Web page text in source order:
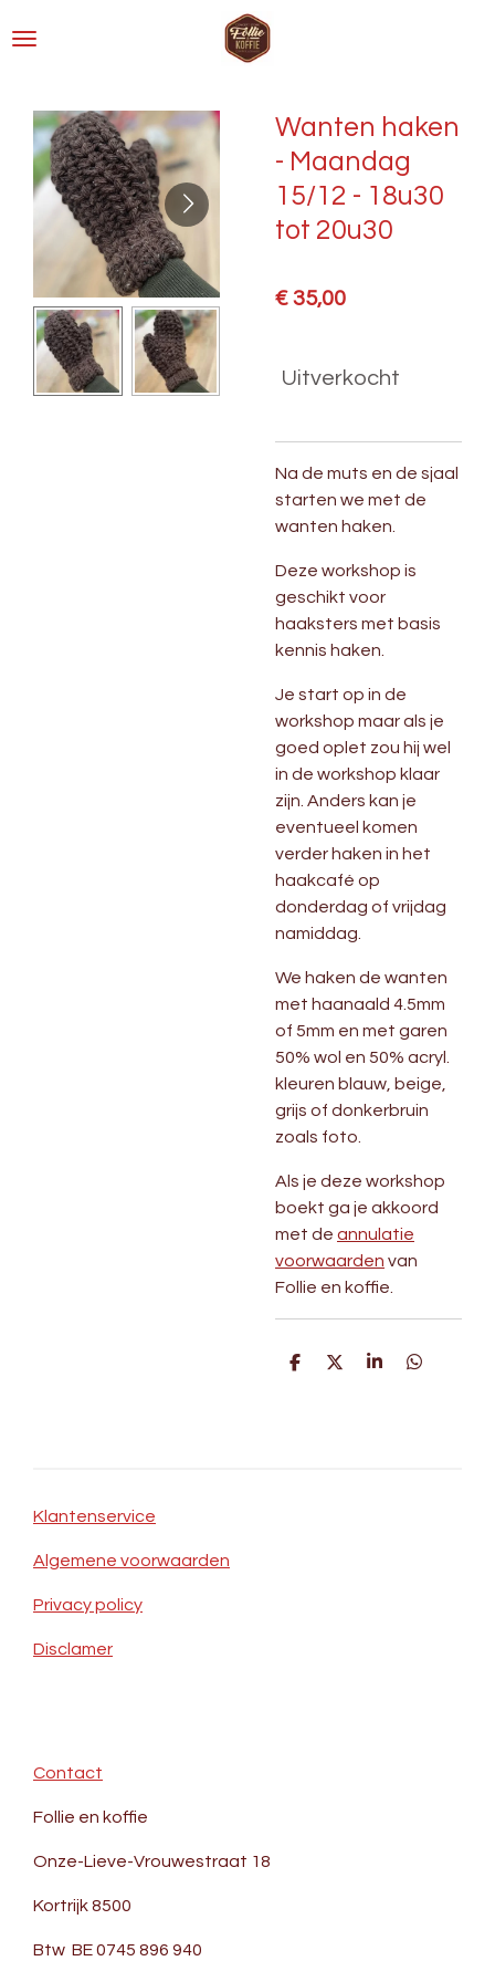
direct
hoofdinhoud
Wanten haken
- Maandag
15/12 - 18u30
tot 20u30
€ 35,00
Uitverkocht
Na de muts en de sjaal
starten we met de
wanten haken.
Deze workshop is
geschikt voor
haaksters met basis
kennis haken.
Je start op in de
workshop maar als je
goed oplet zou hij wel
in de workshop klaar
zijn. Anders kan je
eventueel komen
verder haken in het
haakcafé op
donderdag of vrijdag
namiddag.
We haken de wanten
met haanaald 4.5mm
of 5mm en met garen
50% wol en 50% acryl.
kleuren blauw, beige,
grijs of donkerbruin
zoals foto.
Als je deze workshop
boekt ga je akkoord
met de annulatie
voorwaarden van
Follie en koffie.
D
D
S
D
Klantenservice
Algemene voorwaarden
Privacy policy
Disclamer
Contact
Follie en koffie
Onze-Lieve-Vrouwestraat 18
Kortrijk 8500
Btw BE 0745 896 940